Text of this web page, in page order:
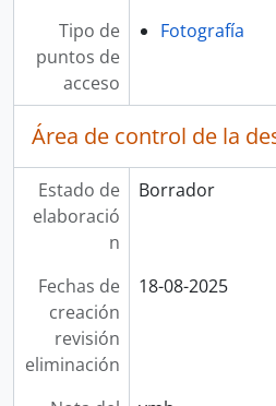
Tipo de
puntos de
acceso
Fotografía
Área de control de la
Estado de
elaboració
n
Borrador
Fechas de
creación
revisión
eliminación
18-08-2025